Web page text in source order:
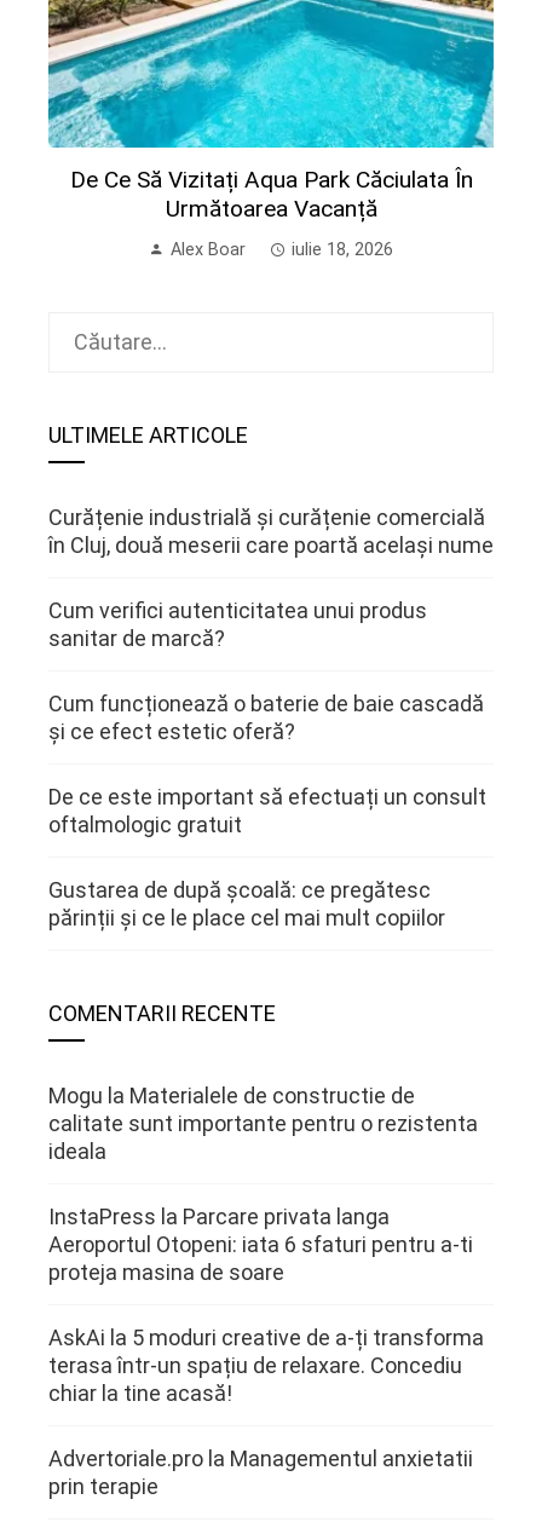
De Ce Să Vizitați Aqua Park Căciulata În
Următoarea Vacanță
Alex Boar iulie 18, 2026
Caută
ULTIMELE ARTICOLE
Curățenie industrială și curățenie comercială
în Cluj, două meserii care poartă același nume
Cum verifici autenticitatea unui produs
sanitar de marcă?
Cum funcționează o baterie de baie cascadă
și ce efect estetic oferă?
De ce este important să efectuați un consult
oftalmologic gratuit
Gustarea de după școală: ce pregătesc
părinții și ce le place cel mai mult copiilor
COMENTARII RECENTE
Mogu la Materialele de constructie de
calitate sunt importante pentru o rezistenta
ideala
InstaPress la Parcare privata langa
Aeroportul Otopeni: iata 6 sfaturi pentru a-ti
proteja masina de soare
AskAi la 5 moduri creative de a-ți transforma
terasa într-un spațiu de relaxare. Concediu
chiar la tine acasă!
Advertoriale.pro la Managementul anxietatii
prin terapie